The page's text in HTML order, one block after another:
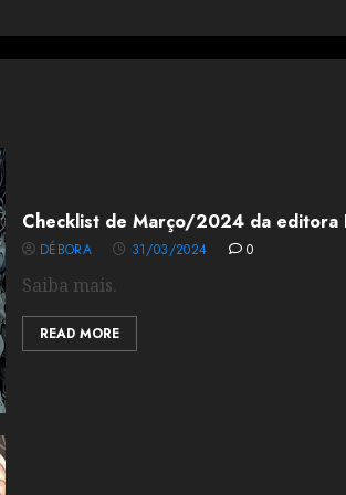
Checklist de Março/2024 da editora
DÉBORA 31/03/2024 0
Saiba mais.
READ MORE